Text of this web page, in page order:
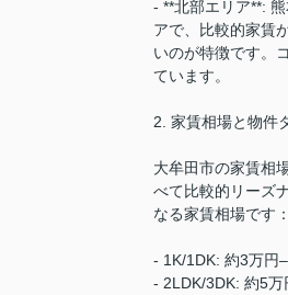
- **北部エリア**:
アで、比較的家賃
いのが特徴です。
ています。
2. 家賃相場と物件
大牟田市の家賃相
べて比較的リーズ
なる家賃相場です：
- 1K/1DK: 約3万円
- 2LDK/3DK: 約5万